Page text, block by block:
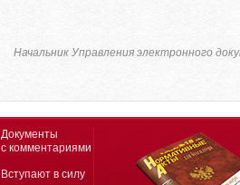
Начальник Управления электронного
Документы
с комментариями
Вступают в силу